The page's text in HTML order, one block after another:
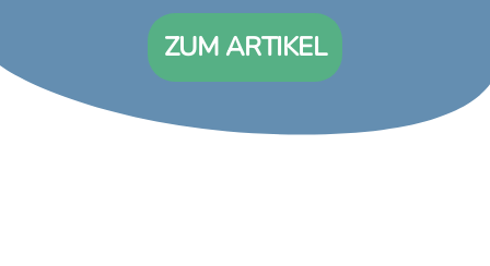
ZUM ARTIKEL